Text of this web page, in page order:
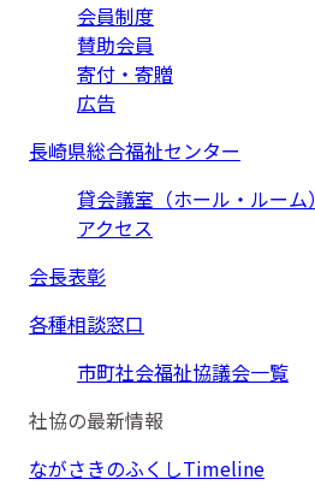
会員制度
賛助会員
寄付・寄贈
広告
長崎県総合福祉センター
貸会議室（ホール・ルーム）
アクセス
会長表彰
各種相談窓口
市町社会福祉協議会一覧
社協の最新情報
ながさきのふくしTimeline